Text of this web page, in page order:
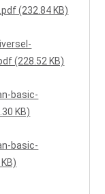
(232.84 KB)
(228.52 KB)
basic-
KB)
basic-